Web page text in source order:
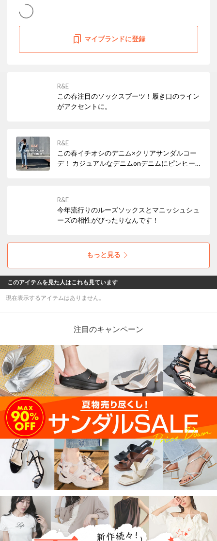
マイブランドに登録
R&E
この春注目のソックスブーツ！履き口のライン
がアクセントに。
R&E
この春イチオシのデニム×クリアサンダルコー
デ！ カジュアルなデニムonデニムにピンヒー
す。
R&E
今年流行りのルーズソックスとマニッシュシュ
ーズの相性がぴったりなんです！
もっと見る
このアイテムを見た人はこれも見ています
現在表示するアイテムはありません。
注目のキャンペーン